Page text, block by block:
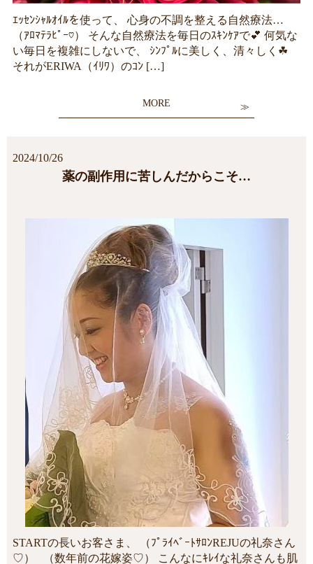
ｴｯｾﾝｼｬﾙｵｲﾙを使って、 心身の不調を整える自然療法…
（ｱﾛﾏﾃﾗﾋﾟｰ♡） そんな自然療法を毎日のｽｷﾝｹｱで💕 何気な
い毎日を複雑にしないで、 ｼﾝﾌﾟﾙに美しく、清々しく☘
それがERIWA（ｲﾘﾜ）のｺﾝ […]
MORE
2024/10/26
薬の副作用に苦しんだからこそ…
STARTの長いお客さま、 （ﾌﾟﾗｲﾍﾞｰﾄｻﾛﾝREJUの礼奈さん
♡） （数年前の花嫁姿♡） こんなにｷﾚｲな礼奈さんも肌